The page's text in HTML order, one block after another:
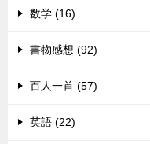
数学 (16)
書物感想 (92)
百人一首 (57)
英語 (22)